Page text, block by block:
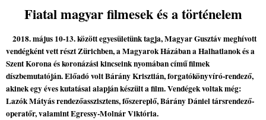
Fiatal magyar filmesek és a történelem
2018. május 10-13. között egyesületünk tagja, Magyar Gusztáv meghívott
vendégként vett részt Zürichben, a Magyarok Házában a Halhatlanok és a
Szent Korona és koronázási kincseink nyomában című filmek
díszbemutatóján. Előadó volt Bárány Krisztián, forgatókönyvíró-rendező,
akinek egy éves kutatásai alapján készült a film. Vendégek voltak még:
Lazók Mátyás rendezőasszisztens, főszereplő, Bárány Dániel társrendező-
operatőr, valamint Egressy-Molnár Viktória.